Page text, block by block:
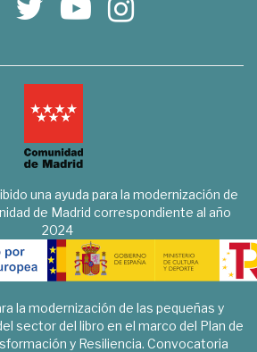
una ayuda para la modernización de
de Madrid correspondiente al año
2024
la modernización de las pequeñas y
sector del libro en el marco del Plan de
y Resiliencia. Convocatoria